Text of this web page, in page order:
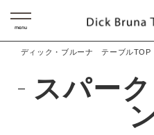
menu
ディック・ブルーナ テーブルTOP
スパー